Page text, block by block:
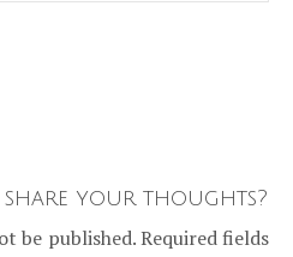
your thoughts?
be published. Required fields